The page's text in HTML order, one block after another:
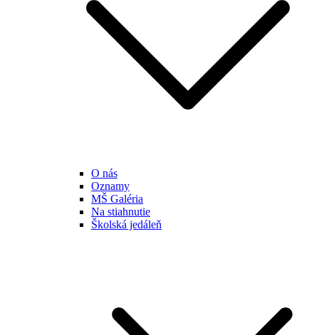
O nás
Oznamy
MŠ Galéria
Na stiahnutie
Školská jedáleň